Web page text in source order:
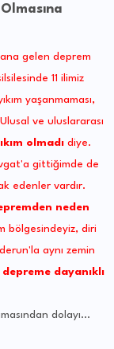
gelen deprem
11 ilimiz
yaşanmaması,
ve uluslararası
olmadı diye.
gittiğimde de
edenler vardır.
neden
bölgesindeyiz, diri
aynı zemin
dayanıklı
dolayı...